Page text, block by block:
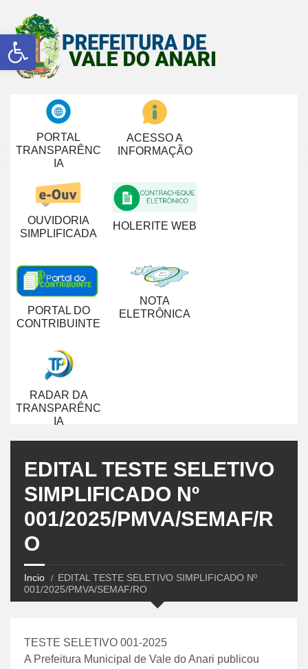
Abrir a barra de ferramentas
PORTAL
TRANSPARÊNC
IA
ACESSO A
INFORMAÇÃO
OUVIDORIA
SIMPLIFICADA
HOLERITE WEB
PORTAL DO
CONTRIBUINTE
NOTA
ELETRÔNICA
RADAR DA
TRANSPARÊNC
IA
EDITAL TESTE SELETIVO
SIMPLIFICADO Nº
001/2025/PMVA/SEMAF/R
O
Incio
EDITAL TESTE SELETIVO SIMPLIFICADO Nº
001/2025/PMVA/SEMAF/RO
TESTE SELETIVO 001-2025
A Prefeitura Municipal de Vale do Anari publicou